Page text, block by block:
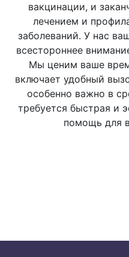
Ø Визуальное
Исследование опорно-
двигательного
Ø Активная и
подвижность суставов
вакцинации, и
лечением и
заболеваний. У нас
всестороннее
Мы ценим ваше
включает удобный
особенно важно в
требуется быстрая и
помощь для